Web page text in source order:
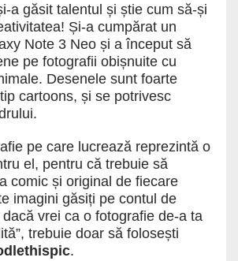
a găsit talentul și știe cum să-și
Și-a cumpărat un
Note 3 Neo și a început să
pe fotografii obișnuite cu
Desenele sunt foarte
cartoons, și se potrivesc
pe care lucrează reprezintă o
el, pentru că trebuie să
comic și original de fiecare
imagini găsiți pe contul de
vrei ca o fotografie de-a ta
trebuie doar să folosești
.